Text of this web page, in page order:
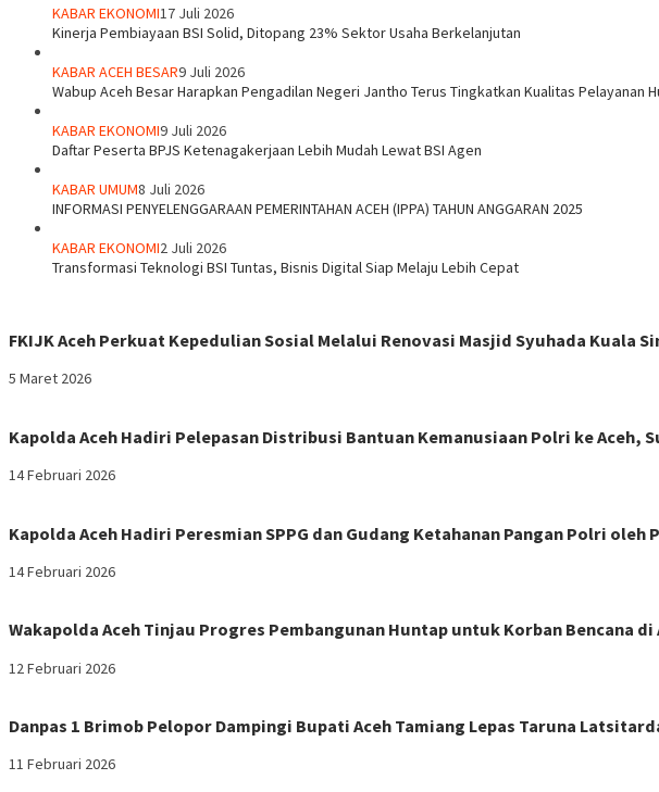
KABAR EKONOMI17 Juli 2026
Kinerja Pembiayaan BSI Solid, Ditopang 23% Sektor Usaha Berkelanjutan
KABAR ACEH BESAR9 Juli 2026
Wabup Aceh Besar Harapkan Pengadilan Negeri Jantho Terus Tingkatkan Kualitas Pelayanan
KABAR EKONOMI9 Juli 2026
Daftar Peserta BPJS Ketenagakerjaan Lebih Mudah Lewat BSI Agen
KABAR UMUM8 Juli 2026
INFORMASI PENYELENGGARAAN PEMERINTAHAN ACEH (IPPA) TAHUN ANGGARAN 2025
KABAR EKONOMI2 Juli 2026
Transformasi Teknologi BSI Tuntas, Bisnis Digital Siap Melaju Lebih Cepat
FKIJK Aceh Perkuat Kepedulian Sosial Melalui Renovasi Masjid Syuhada Kuala
5 Maret 2026
Kapolda Aceh Hadiri Pelepasan Distribusi Bantuan Kemanusiaan Polri ke Aceh,
14 Februari 2026
Kapolda Aceh Hadiri Peresmian SPPG dan Gudang Ketahanan Pangan Polri oleh
14 Februari 2026
Wakapolda Aceh Tinjau Progres Pembangunan Huntap untuk Korban Bencana di
12 Februari 2026
Danpas 1 Brimob Pelopor Dampingi Bupati Aceh Tamiang Lepas Taruna
11 Februari 2026